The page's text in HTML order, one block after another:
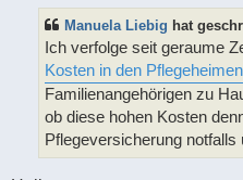
Manuela Liebig hat
Ich verfolge seit geraume
Kosten in den Pflegeheimen
Familienangehörigen zu
ob diese hohen Kosten
Pflegeversicherung